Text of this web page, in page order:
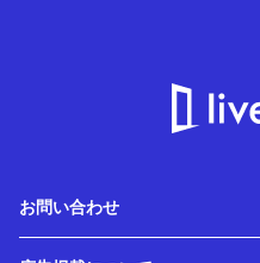
お問い合わせ